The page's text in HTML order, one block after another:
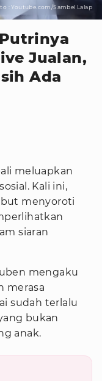
: Youtube.com/Sambel Lalap
Jualan,
Ada
meluapkan
Kali ini,
menyoroti
siaran
mengaku
merasa
sudah terlalu
bukan
anak.